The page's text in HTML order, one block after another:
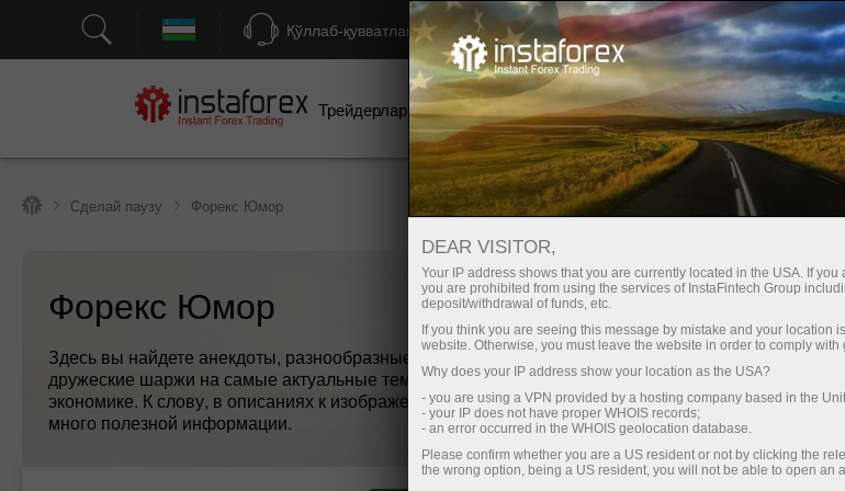
Қўллаб-қувватлаш Ҳисоб-варағини тез очиш Савдо
Трейдерлар учун
Энди иш
бошлаётганлар
учун
Инвесторлар учун Ҳамкорлар
Сделай паузу Форекс Юмор
Форекс Юмор
Здесь вы найдете анекдоты, разнообразные карикатуры и
дружеские шаржи на самые актуальные темы в мировой
экономике. К слову, в описаниях к изображениям содержится
много полезной информации.
DEAR VISITOR,
Your IP address shows that you are currently located in the USA. If
you are prohibited from using the services of InstaFintech Group
deposit/withdrawal of funds, etc.
If you think you are seeing this message by mistake and your location
website. Otherwise, you must leave the website in order to comply
Why does your IP address show your location as the USA?
- you are using a VPN provided by a hosting company based in the
- your IP does not have proper WHOIS records;
- an error occurred in the WHOIS geolocation database.
Please confirm whether you are a US resident or not by clicking the
the wrong option, being a US resident, you will not be able to open an